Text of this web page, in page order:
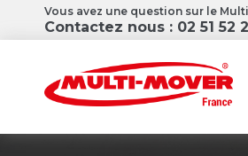
Vous avez une question sur le
Contactez nous : 02 51 52